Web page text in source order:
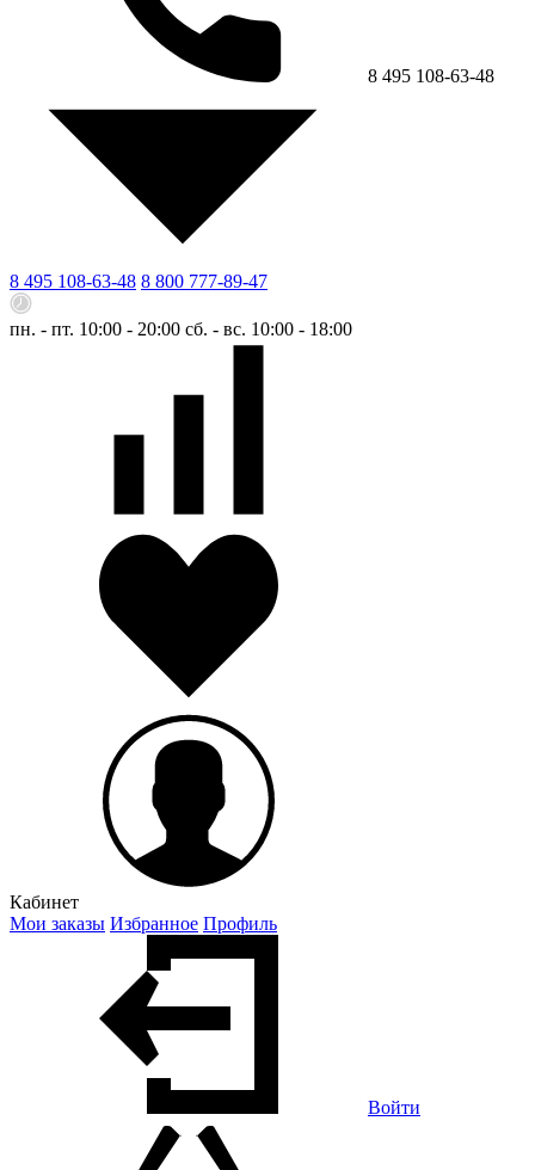
8 495 108-63-48
8 495 108-63-48 8 800 777-89-47
пн. - пт. 10:00 - 20:00 сб. - вс. 10:00 - 18:00
Кабинет
Мои заказы Избранное Профиль
Войти